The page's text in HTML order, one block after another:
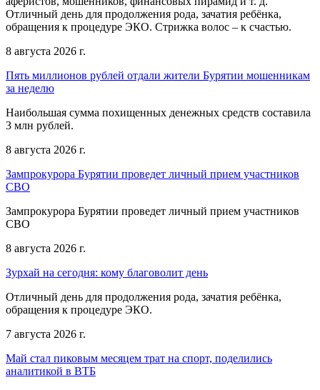
Отличный день для продолжения рода, зачатия ребёнка,
обращения к процедуре ЭКО. Стрижка волос – к счастью.
8 августа 2026 г.
Пять миллионов рублей отдали жители Бурятии мошенникам
за неделю
Наибольшая сумма похищенных денежных средств составила
3 млн рублей.
8 августа 2026 г.
Зампрокурора Бурятии проведет личный прием участников
СВО
Зампрокурора Бурятии проведет личный прием участников
СВО
8 августа 2026 г.
Зурхай на сегодня: кому благоволит день
Отличный день для продолжения рода, зачатия ребёнка,
обращения к процедуре ЭКО.
7 августа 2026 г.
Май стал пиковым месяцем трат на спорт, поделились
аналитикой в ВТБ